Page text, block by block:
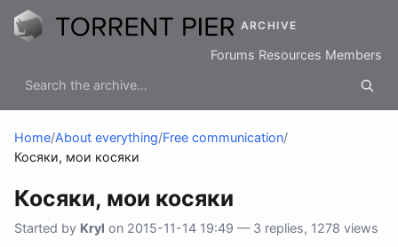
ARCHIVE
Forums Resources Members
Home/About everything/Free communication/
Косяки, мои косяки
Косяки, мои косяки
Started by Kryl on 2015-11-14 19:49 — 3 replies, 1278 views